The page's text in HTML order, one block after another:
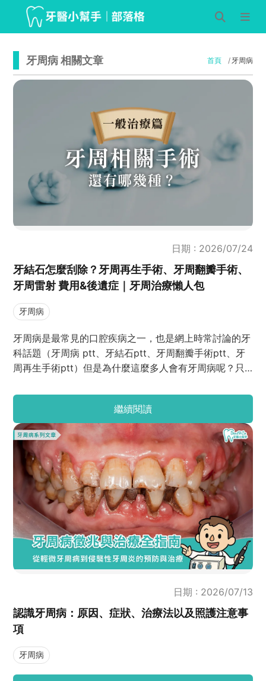
牙周病 相關文章 首頁 牙周病
日期 : 2026/07/24
牙結石怎麼刮除？牙周再生手術、牙周翻瓣手術、
牙周雷射 費用&後遺症｜牙周治療懶人包
牙周病
牙周病是最常見的口腔疾病之一，也是網上時常討論的牙
科話題（牙周病 ptt、牙結石ptt、牙周翻瓣手術ptt、牙
周再生手術ptt）但是為什麼這麼多人會有牙周病呢？只
牙結石長期停留在口腔裡面，不僅會造成口臭、蛀牙，最
後更會導致牙周病的產生。J編今天就來講解牙周病有哪
些治療方法吧！
繼續閱讀
日期 : 2026/07/13
認識牙周病：原因、症狀、治療法以及照護注意事
項
牙周病